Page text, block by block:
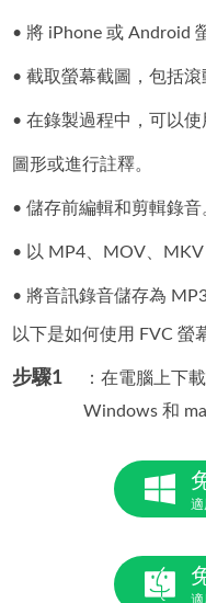
• 將 iPhone 或 Android
• 截取螢幕截圖，包括滾
• 在錄製過程中，可以
圖形或進行註釋。
• 儲存前編輯和剪輯錄音
• 以 MP4、MOV、MKV
• 將音訊錄音儲存為
以下是如何使用 FVC 螢
步驟1
：在電腦上下
Windows 和
適
適